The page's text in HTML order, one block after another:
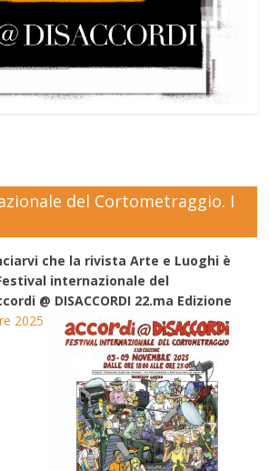
del Cortometraggio. I
che la rivista Arte e Luoghi è
internazionale del
@ DISACCORDI 22.ma Edizione
2025